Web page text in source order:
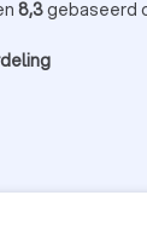
8,3gebaseerd